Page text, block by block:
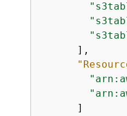
      ],
      ]